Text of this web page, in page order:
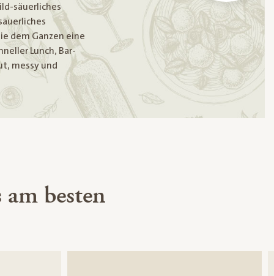
säuerliches
dem Ganzen eine
Lunch, Bar-
messy und
besten